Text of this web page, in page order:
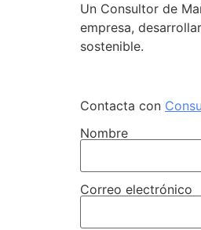
Un Consultor de
empresa,
sostenible.
Contacta con
Nombre
Correo electrónico